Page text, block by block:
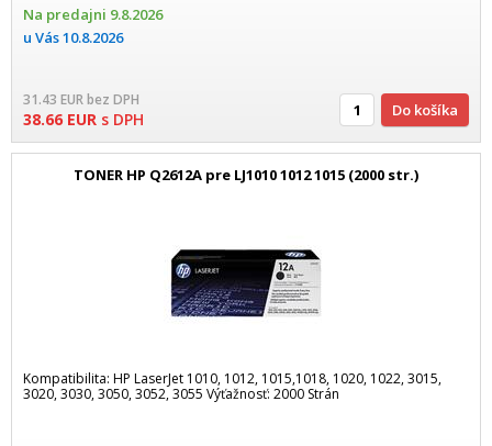
Na predajni 9.8.2026
u Vás10.8.2026
31.43 EURbez DPH
38.66 EUR s DPH Do košíka
TONER HP Q2612A pre LJ1010 1012 1015 (2000 str.)
Kompatibilita: HP LaserJet 1010, 1012, 1015,1018, 1020, 1022, 3015,
3020, 3030, 3050, 3052, 3055 Výťažnosť: 2000 Strán